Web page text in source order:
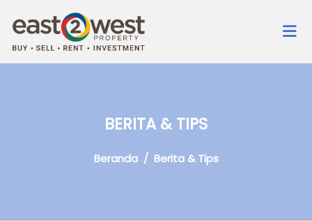
BERITA & TIPS
Beranda / Berita & Tips